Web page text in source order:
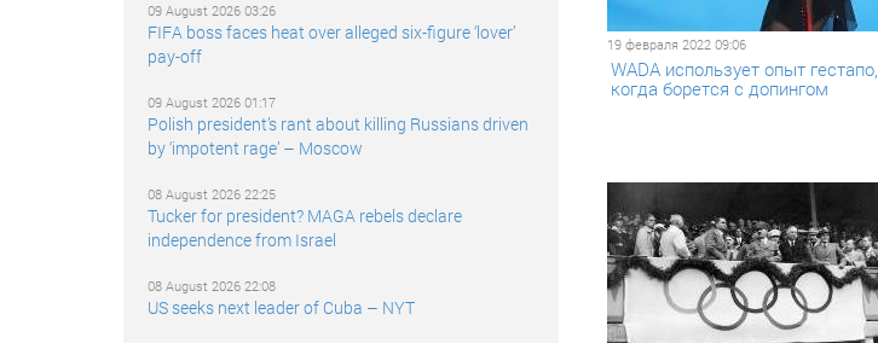
09 August 2026 03:26
FIFA boss faces heat over alleged six-figure ‘lover’
pay-off
09 August 2026 01:17
Polish president’s rant about killing Russians driven
by ‘impotent rage’ – Moscow
08 August 2026 22:25
Tucker for president? MAGA rebels declare
independence from Israel
08 August 2026 22:08
US seeks next leader of Cuba – NYT
19 февраля 2022 09:06
WADA использует опыт гестапо,
когда борется с допингом